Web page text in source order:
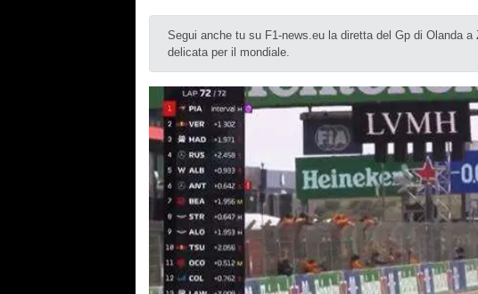
Segui anche tu su F1-news.eu la diretta del Gp di Olanda
delicata per il mondiale.